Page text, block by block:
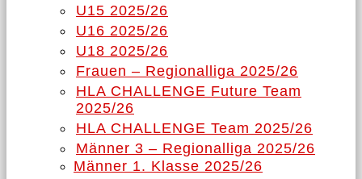
U15 2025/26
U16 2025/26
U18 2025/26
Frauen – Regionalliga 2025/26
HLA CHALLENGE Future Team
2025/26
HLA CHALLENGE Team 2025/26
Männer 3 – Regionalliga 2025/26
Männer 1. Klasse 2025/26